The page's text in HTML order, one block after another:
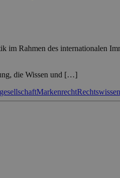
Rahmen des internationalen
die Wissen und […]
Markenrecht